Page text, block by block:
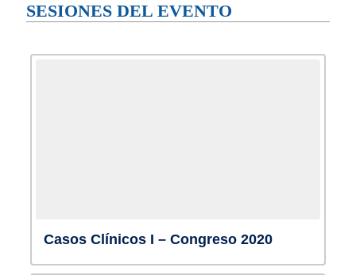
SESIONES DEL EVENTO
Casos Clínicos I – Congreso 2020